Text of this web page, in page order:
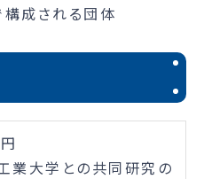
成される団体
業大学との共同研究の